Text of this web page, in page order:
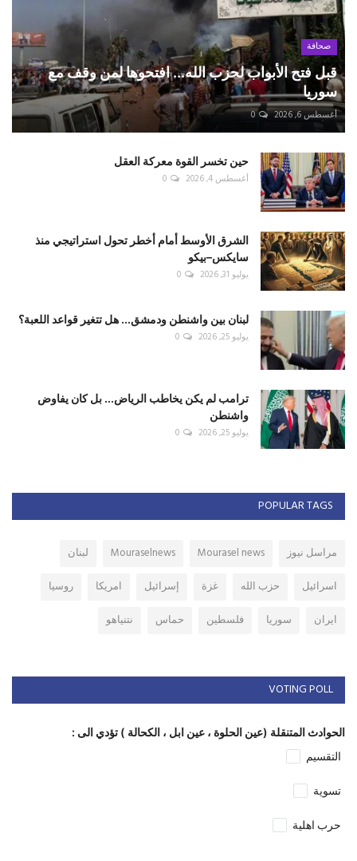
صحافة
قبل فتح الأبواب لحزب الله... افتحوها لمن وقف مع
سوريا
أغسطس 6, 2026 0
حين تخسر القوة معركة العقل
أغسطس 4, 2026 0
الشرق الأوسط أمام أخطر تحول استراتيجي منذ
سايكس–بيكو
يوليو 31, 2026 0
لبنان بين واشنطن ودمشق... هل تتغير قواعد اللعبة؟
يوليو 25, 2026 0
ترامب لم يكن يخاطب الرياض... بل كان يفاوض
واشنطن
يوليو 25, 2026 0
POPULAR TAGS
مراسل نيوز Mourasel news
Mouraselnews
لبنان
اسرائيل
حزب الله غزة إسرائيل امريكا
روسيا
ايران
سوريا فلسطين حماس نتنياهو
VOTING POLL
الحوادث المتنقلة (عين الحلوة ، عين ابل ، الكحالة ) تؤدي الى :
التقسيم
تسوية
حرب اهلية